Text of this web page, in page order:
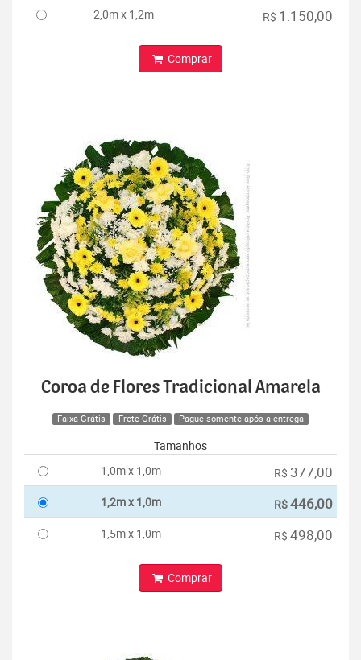
2,0m x 1,2m R$ 1.150,00
Comprar
Coroa de Flores Tradicional Amarela
Faixa Grátis Frete Grátis Pague somente após a entrega
Tamanhos
1,0m x 1,0m
R$ 377,00
1,2m x 1,0m R$446,00
1,5m x 1,0m R$ 498,00
Comprar